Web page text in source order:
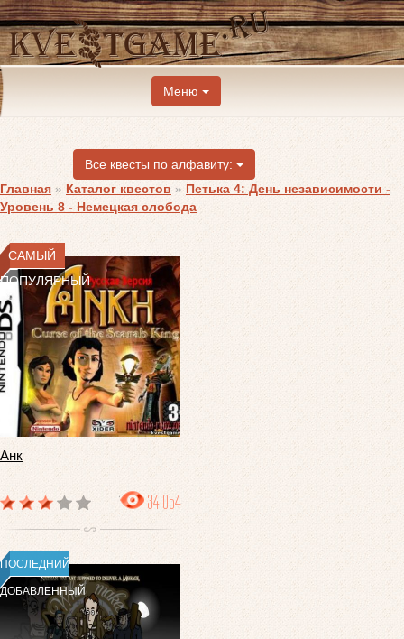
Меню
Все квесты по алфавиту:
Главная » Каталог квестов » Петька 4: День независимости -
Уровень 8 - Немецкая слобода
САМЫЙ
ПОПУЛЯРНЫЙ
Анк
341054
ПОСЛЕДНИЙ
ДОБАВЛЕННЫЙ